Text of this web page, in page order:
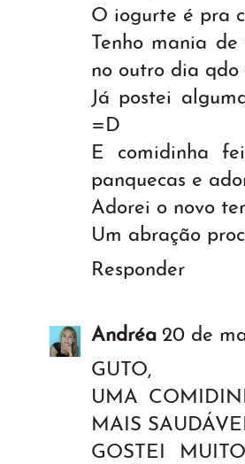
O iogurte é pra
Tenho mania
no outro dia
Já postei
=D
E comidinha
panquecas e
Adorei o novo
Um abração
Responder
Andréa 20 de
GUTO,
UMA
MAIS
GOSTEI